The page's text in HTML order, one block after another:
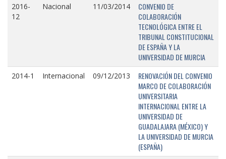
2016-
12
Nacional 11/03/2014
CONVENIO DE
COLABORACIÓN
TECNOLÓGICA ENTRE EL
TRIBUNAL CONSTITUCIONAL
DE ESPAÑA Y LA
UNIVERSIDAD DE MURCIA
2014-1 Internacional 09/12/2013
RENOVACIÓN DEL CONVENIO
MARCO DE COLABORACIÓN
UNIVERSITARIA
INTERNACIONAL ENTRE LA
UNIVERSIDAD DE
GUADALAJARA (MÉXICO) Y
LA UNIVERSIDAD DE MURCIA
(ESPAÑA)